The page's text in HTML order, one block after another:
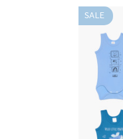
SALE